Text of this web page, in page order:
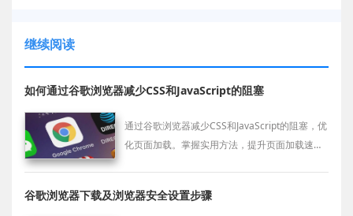
继续阅读
如何通过谷歌浏览器减少CSS和JavaScript的阻塞
通过谷歌浏览器减少CSS和JavaScript的阻塞，优
化页面加载。掌握实用方法，提升页面加载速
谷歌浏览器下载及浏览器安全设置步骤